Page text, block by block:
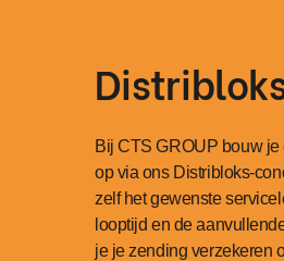
Bij CTS GROUP bouw je
op via ons Distribloks-
zelf het gewenste
looptijd en de
je je zending verzekeren